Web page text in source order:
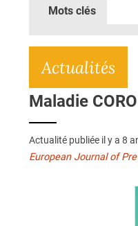
Mots clés
Actualités
Maladie
Actualité publiée il y a 8
European Journal of